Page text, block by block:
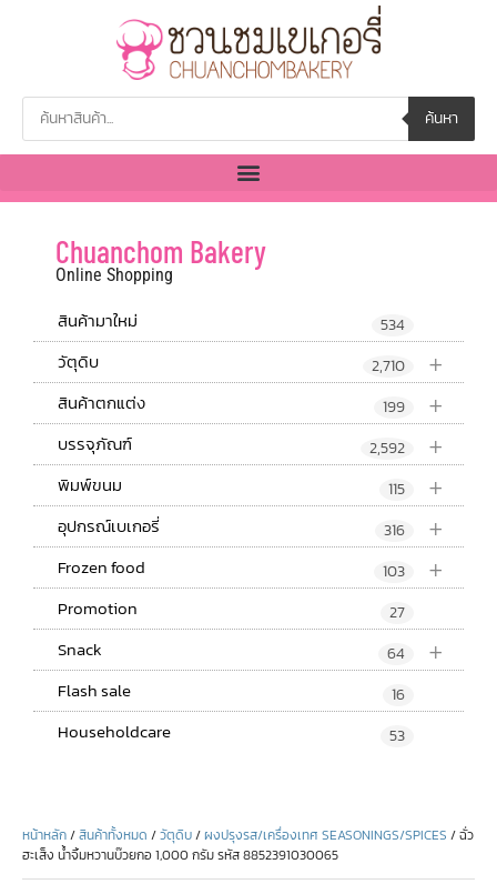
ค้นหา
Chuanchom Bakery
Online Shopping
สินค้ามาใหม่ 534
+
วัตุดิบ 2,710
+
สินค้าตกแต่ง 199
+
บรรจุภัณฑ์ 2,592
+
พิมพ์ขนม 115
+
อุปกรณ์เบเกอรี่ 316
+
Frozen food 103
Promotion 27
+
Snack 64
Flash sale 16
Householdcare 53
หน้าหลัก/สินค้าทั้งหมด /วัตุดิบ/ผงปรุงรส/เครื่องเทศ SEASONINGS/SPICES / ฉั่ว
ฮะเส็ง น้ำจิ้มหวานบ๊วยกอ 1,000 กรัม รหัส 8852391030065